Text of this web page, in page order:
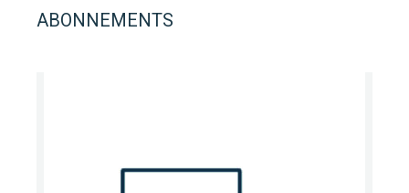
ABONNEMENTS